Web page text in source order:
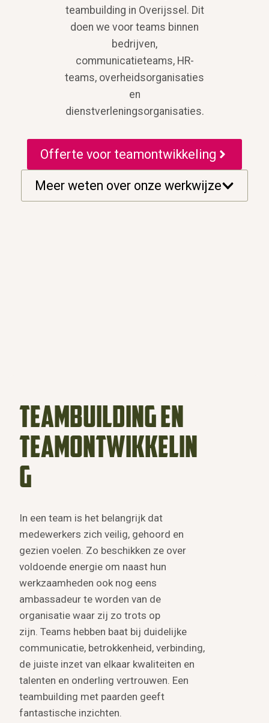
teambuilding in Overijssel. Dit
doen we voor teams binnen
bedrijven,
communicatieteams, HR-
teams, overheidsorganisaties
en
dienstverleningsorganisaties.
Offerte voor teamontwikkeling
Meer weten over onze werkwijze
Teambuilding en
teamontwikkelin
g
In een team is het belangrijk dat
medewerkers zich veilig, gehoord en
gezien voelen. Zo beschikken ze over
voldoende energie om naast hun
werkzaamheden ook nog eens
ambassadeur te worden van de
organisatie waar zij zo trots op
zijn. Teams hebben baat bij duidelijke
communicatie, betrokkenheid, verbinding,
de juiste inzet van elkaar kwaliteiten en
talenten en onderling vertrouwen. Een
teambuilding met paarden geeft
fantastische inzichten.